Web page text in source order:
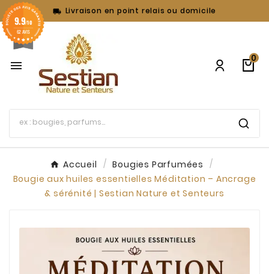
 Livraison en point relais ou domicile

0
Accueil
Bougies Parfumées
Bougie aux huiles essentielles Méditation – Ancrage
& sérénité | Sestian Nature et Senteurs
9.9/10
62 AVIS